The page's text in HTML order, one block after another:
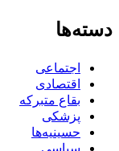
دسته‌ها
اجتماعی
اقتصادی
بقاع متبرکه
پزشکی
حسینیه‌ها